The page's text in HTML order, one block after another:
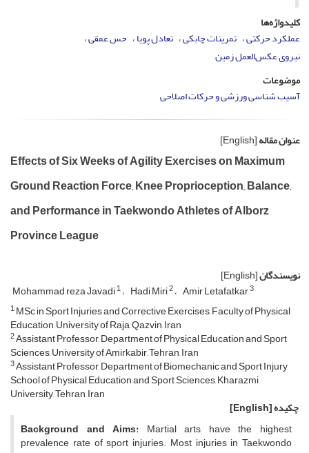
کلیدواژه‌ها
عملکرد حرکتی تمرینات چابکی تعادل پویا حس عمقی
نیروی عکس‌العمل زمین
موضوعات
آسیب شناسی ورزشی و حرکات اصلاحی
عنوان مقاله[English]
Effects of Six Weeks of Agility Exercises on Maximum
Ground Reaction Force, Knee Proprioception, Balance,
and Performance in Taekwondo Athletes of Alborz
Province League
نویسندگان[English]
Mohammad reza Javadi1 Hadi Miri2 Amir Letafatkar3
1MSc in Sport Injuries and Corrective Exercises, Faculty of Physical
Education, University of Raja, Qazvin, Iran
2Assistant Professor, Department of Physical Education and Sport
Sciences, University of Amirkabir, Tehran, Iran
3Assistant Professor, Department of Biomechanic and Sport Injury,
School of Physical Education and Sport Sciences, Kharazmi
University, Tehran, Iran
چکیده[English]
Background and Aims: Martial arts have the highest
prevalence rate of sport injuries. Most injuries in Taekwondo